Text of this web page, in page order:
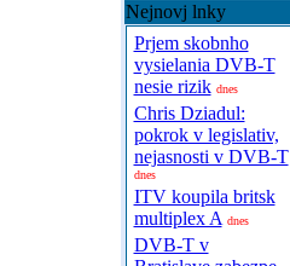
Nejnovj lnky
Prjem skobnho
vysielania DVB-T
nesie rizik dnes
Chris Dziadul:
pokrok v legislativ,
nejasnosti v DVB-T
dnes
ITV koupila britsk
multiplex A dnes
DVB-T v